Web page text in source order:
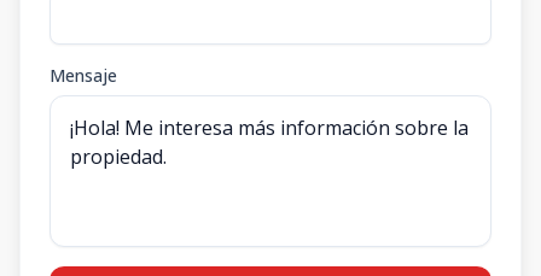
Mensaje